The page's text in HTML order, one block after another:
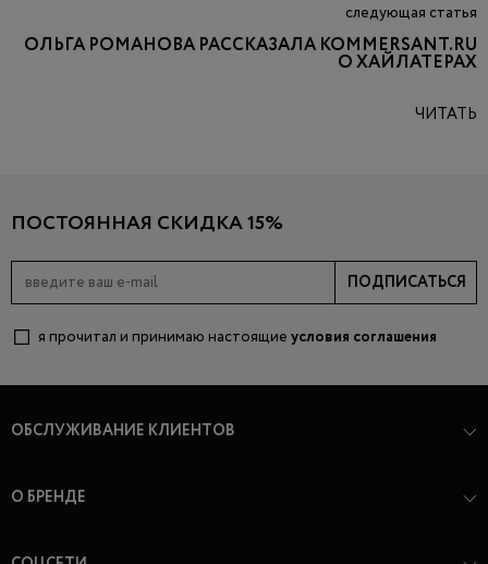
следующая статья
ОЛЬГА РОМАНОВА РАССКАЗАЛА KOMMERSANT.RU
О ХАЙЛАТЕРАХ
ЧИТАТЬ
ПОСТОЯННАЯ СКИДКА 15%
ПОДПИСАТЬСЯ
я прочитал и принимаю настоящие условия соглашения
ОБСЛУЖИВАНИЕ КЛИЕНТОВ
О БРЕНДЕ